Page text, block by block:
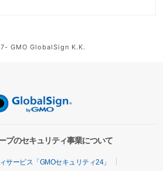
GMO GlobalSign K.K.
プのセキュリティ事業について
サービス「GMOセキュリティ24」